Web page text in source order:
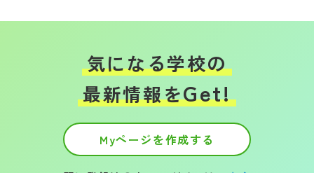
気になる学校の
最新情報をGet!
Myページを作成する